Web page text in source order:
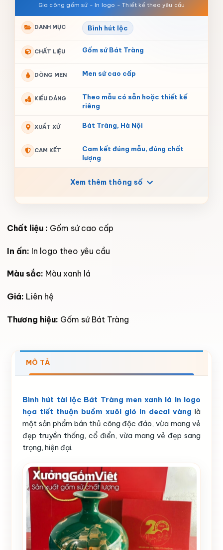
DANH MỤC Bình hút lộc
CHẤT LIỆU Gốm sứ Bát Tràng
DÒNG MEN Men sứ cao cấp
KIỂU DÁNG
Theo mẫu có sẵn hoặc thiết kế
riêng
XUẤT XỨ Bát Tràng, Hà Nội
CAM KẾT
Cam kết đúng mẫu, đúng chất
lượng
Xem thêm thông số
Chất liệu : Gốm sứ cao cấp
In ấn: In logo theo yêu cầu
Màu sắc: Màu xanh lá
Giá: Liên hệ
Thương hiệu: Gốm sứ Bát Tràng
MÔ TẢ
Bình hút tài lộc Bát Tràng men xanh lá in logo
họa tiết thuận buồm xuôi gió in decal vàng là
một sản phẩm bán thủ công độc đáo, vừa mang vẻ
đẹp truyền thống, cổ điển, vừa mang vẻ đẹp sang
trọng, hiện đại.